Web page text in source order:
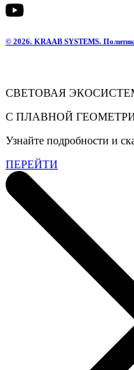
© 2026. KRAAB SYSTEMS.
СВЕТОВАЯ
С ПЛАВНОЙ
Узнайте подробности и
ПЕРЕЙТИ